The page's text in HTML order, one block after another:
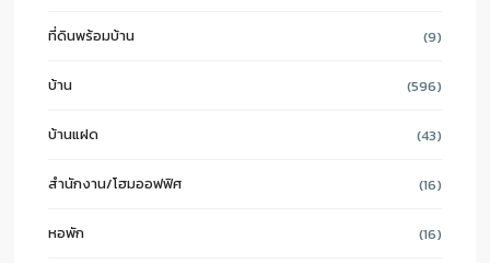
ที่ดินพร้อมบ้าน (9)
บ้าน (596)
บ้านแฝด (43)
สำนักงาน/โฮมออฟฟิศ (16)
หอพัก (16)